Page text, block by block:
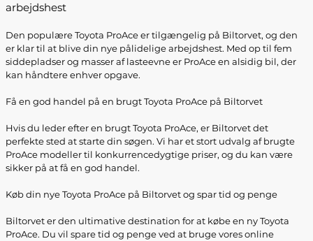
arbejdshest
Den populære Toyota ProAce er tilgængelig på Biltorvet, og den
er klar til at blive din nye pålidelige arbejdshest. Med op til fem
siddepladser og masser af lasteevne er ProAce en alsidig bil, der
kan håndtere enhver opgave.
Få en god handel på en brugt Toyota ProAce på Biltorvet
Hvis du leder efter en brugt Toyota ProAce, er Biltorvet det
perfekte sted at starte din søgen. Vi har et stort udvalg af brugte
ProAce modeller til konkurrencedygtige priser, og du kan være
sikker på at få en god handel.
Køb din nye Toyota ProAce på Biltorvet og spar tid og penge
Biltorvet er den ultimative destination for at købe en ny Toyota
ProAce. Du vil spare tid og penge ved at bruge vores online